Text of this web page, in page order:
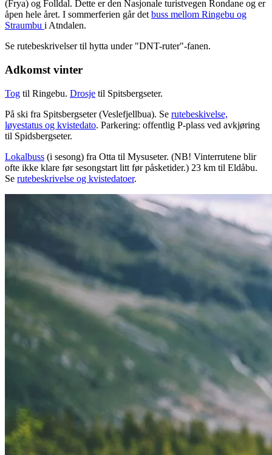
(Frya) og Folldal. Dette er den Nasjonale turistvegen Rondane og er
åpen hele året. I sommerferien går det buss mellom Ringebu og
Straumbu i Atndalen.
Se rutebeskrivelser til hytta under "DNT-ruter"-fanen.
Adkomst vinter
Tog til Ringebu. Drosje til Spitsbergseter.
På ski fra Spitsbergseter (Veslefjellbua). Se rutebeskivelse,
løyestatus og kvistedato. Parkering: offentlig P-plass ved avkjøring
til Spidsbergseter.
Lokalbuss (i sesong) fra Otta til Mysuseter. (NB! Vinterrutene blir
ofte ikke klare før sesongstart litt før påsketider.) 23 km til Eldåbu.
Se rutebeskrivelse og kvistedatoer.